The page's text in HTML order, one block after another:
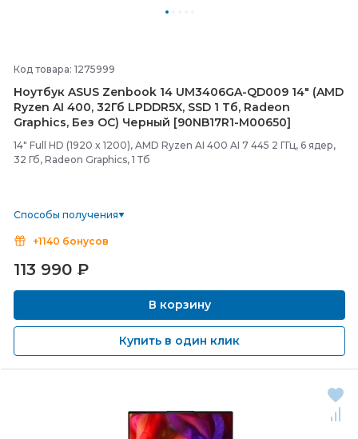
Код товара: 1275999
Ноутбук ASUS Zenbook 14 UM3406GA-QD009 14" (AMD
Ryzen AI 400, 32Гб LPDDR5X, SSD 1 Тб, Radeon
Graphics, Без ОС) Черный [90NB17R1-M00650]
14" Full HD (1920 x 1200), AMD Ryzen AI 400 AI 7 445 2 ГГц, 6 ядер,
32 Гб, Radeon Graphics, 1 Тб
Способы получения
+1140 бонусов
113 990 ₽
В корзину
Купить в один клик